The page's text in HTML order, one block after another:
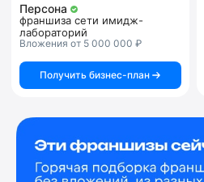
Персона
франшиза сети имидж-
лабораторий
Вложения от 5 000 000 ₽
Получить бизнес-план